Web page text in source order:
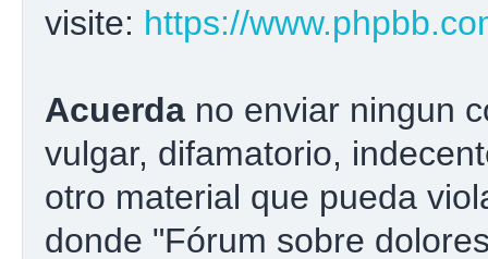
visite: https://
Acuerda no enviar ningun
vulgar, difamatorio,
otro material que pueda
donde "Fórum sobre